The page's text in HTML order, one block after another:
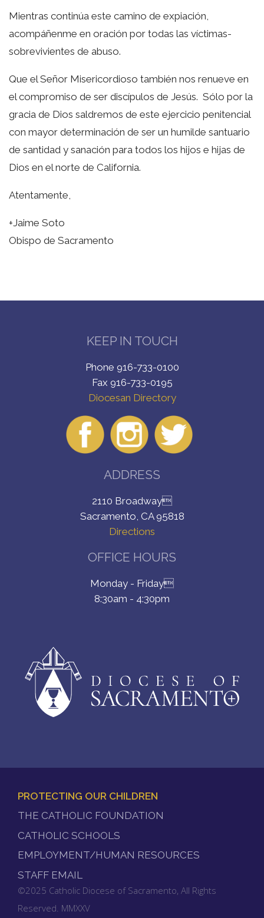
Mientras continúa este camino de expiación,
acompáñenme en oración por todas las víctimas-
sobrevivientes de abuso.
Que el Señor Misericordioso también nos renueve en
el compromiso de ser discípulos de Jesús. Sólo por la
gracia de Dios saldremos de este ejercicio penitencial
con mayor determinación de ser un humilde santuario
de santidad y sanación para todos los hijos e hijas de
Dios en el norte de California.
Atentamente,
+Jaime Soto
Obispo de Sacramento
KEEP IN TOUCH
Phone 916-733-0100
Fax 916-733-0195
Diocesan Directory
ADDRESS
2110 Broadway
Sacramento, CA 95818
Directions
OFFICE HOURS
Monday - Friday
8:30am - 4:30pm
MENU
PROTECTING OUR CHILDREN
THE CATHOLIC FOUNDATION
CATHOLIC SCHOOLS
EMPLOYMENT/HUMAN RESOURCES
STAFF EMAIL
©2025 Catholic Diocese of Sacramento, All Rights
Reserved. MMXXV